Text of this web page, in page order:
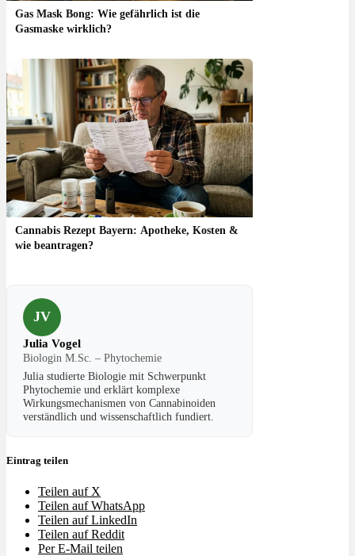
Gas Mask Bong: Wie gefährlich ist die
Gasmaske wirklich?
Cannabis Rezept Bayern: Apotheke, Kosten &
wie beantragen?
JV
Julia Vogel
Biologin M.Sc. – Phytochemie
Julia studierte Biologie mit Schwerpunkt
Phytochemie und erklärt komplexe
Wirkungsmechanismen von Cannabinoiden
verständlich und wissenschaftlich fundiert.
Eintrag teilen
Teilen auf X
Teilen auf WhatsApp
Teilen auf LinkedIn
Teilen auf Reddit
Per E-Mail teilen